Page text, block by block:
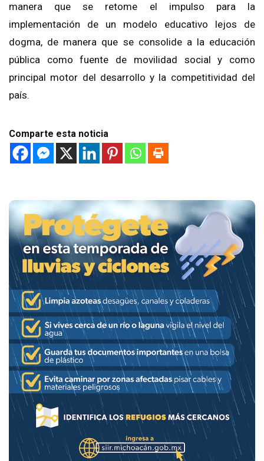
manera que se retome el impulso para la
implementación de un modelo educativo lejos de
dogma, de manera que se consolide a la educación
pública como fuente de movilidad social y como
principal motor del desarrollo y la competitividad del
país.
Comparte esta noticia